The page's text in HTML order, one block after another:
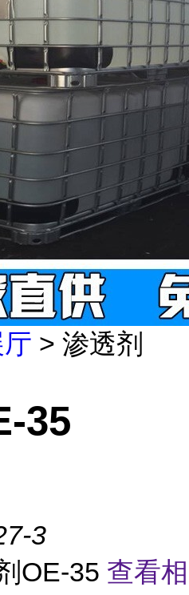
> 渗透剂
35
3
OE-35 查看相